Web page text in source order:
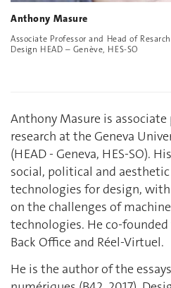
Anthony Masure
Associate Professor and Head of
Design HEAD – Genève, HES-SO
Anthony Masure is
research at the Geneva
(HEAD - Geneva, HES-SO).
social, political and
technologies for design,
on the challenges of
technologies. He co-
Back Office and Réel-Virtuel.
He is the author of the